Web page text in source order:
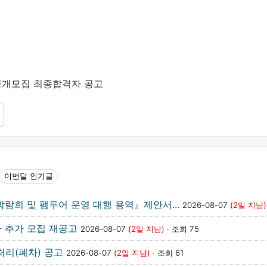
모집 최종합격자 공고
이번달 인기글
회 및 팸투어 운영 대행 용역』제안서... 2026-08-07 (2일 지남)
가 모집 재공고 2026-08-07 (2일 지남) · 조회 75
리(폐차) 공고 2026-08-07 (2일 지남) · 조회 61